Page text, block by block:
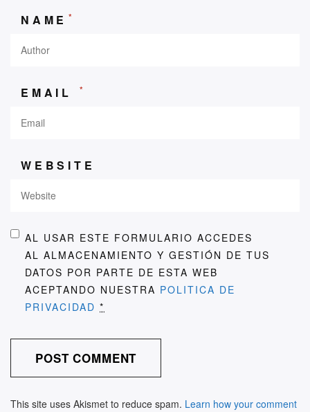
NAME *
EMAIL *
WEBSITE
AL USAR ESTE FORMULARIO ACCEDES
AL ALMACENAMIENTO Y GESTIÓN DE TUS
DATOS POR PARTE DE ESTA WEB
ACEPTANDO NUESTRA POLITICA DE
PRIVACIDAD *
This site uses Akismet to reduce spam. Learn how your comment